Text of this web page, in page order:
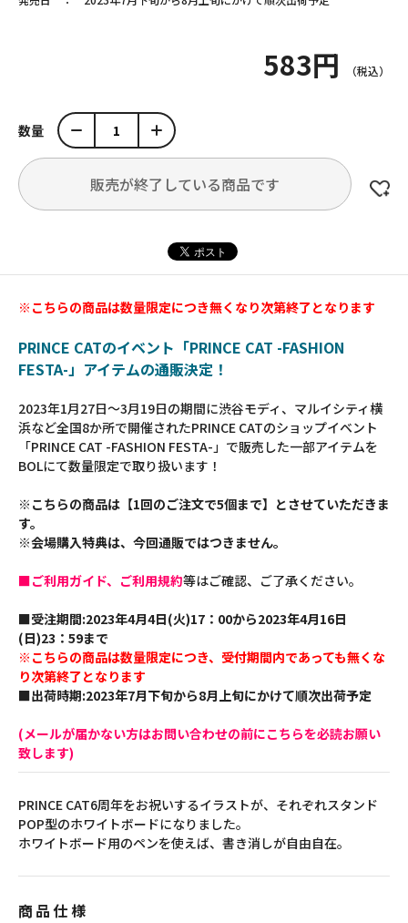
583円
数量
販売が終了している商品です
※こちらの商品は数量限定につき無くなり次第終了となります
PRINCE CATのイベント「PRINCE CAT -FASHION
FESTA-」アイテムの通販決定！
2023年1月27日～3月19日の期間に渋谷モディ、マルイシティ横
浜など全国8か所で開催されたPRINCE CATのショップイベント
「PRINCE CAT -FASHION FESTA-」で販売した一部アイテムを
BOLにて数量限定で取り扱います！
※こちらの商品は【1回のご注文で5個まで】とさせていただきま
す。
※会場購入特典は、今回通販ではつきません。
■ご利用ガイド、ご利用規約等はご確認、ご了承ください。
■受注期間:2023年4月4日(火)17：00から2023年4月16日
(日)23：59まで
※こちらの商品は数量限定につき、受付期間内であっても無くな
り次第終了となります
■出荷時期:2023年7月下旬から8月上旬にかけて順次出荷予定
(メールが届かない方はお問い合わせの前にこちらを必読お願い
致します)
PRINCE CAT6周年をお祝いするイラストが、それぞれスタンド
POP型のホワイトボードになりました。
ホワイトボード用のペンを使えば、書き消しが自由自在。
商品仕様